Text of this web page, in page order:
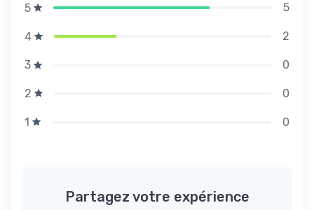
5 5
4 2
3 0
2 0
1 0
Partagez votre expérience